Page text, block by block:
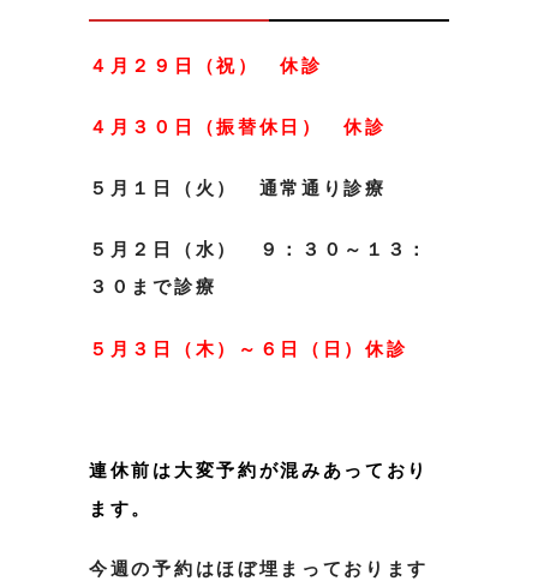
４月２９日（祝） 休診
４月３０日（振替休日） 休診
５月１日（火） 通常通り診療
５月２日（水） ９：３０～１３：
３０まで診療
５月３日（木）～６日（日）休診
連休前は大変予約が混みあっており
ます。
今週の予約はほぼ埋まっております